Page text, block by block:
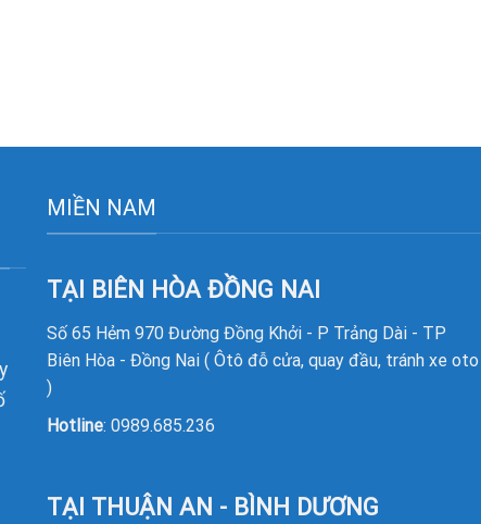
MIỀN NAM
TẠI BIÊN HÒA ĐỒNG NAI
Số 65 Hẻm 970 Đường Đồng Khởi - P Trảng Dài - TP
Biên Hòa - Đồng Nai ( Ôtô đỗ cửa, quay đầu, tránh xe oto
)
Hotline:0989.685.236
TẠI THUẬN AN - BÌNH DƯƠNG